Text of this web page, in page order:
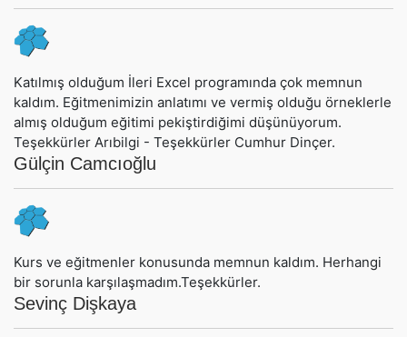
Katılmış olduğum İleri Excel programında çok memnun
kaldım. Eğitmenimizin anlatımı ve vermiş olduğu örneklerle
almış olduğum eğitimi pekiştirdiğimi düşünüyorum.
Teşekkürler Arıbilgi - Teşekkürler Cumhur Dinçer.
Gülçin Camcıoğlu
Kurs ve eğitmenler konusunda memnun kaldım. Herhangi
bir sorunla karşılaşmadım.Teşekkürler.
Sevinç Dişkaya